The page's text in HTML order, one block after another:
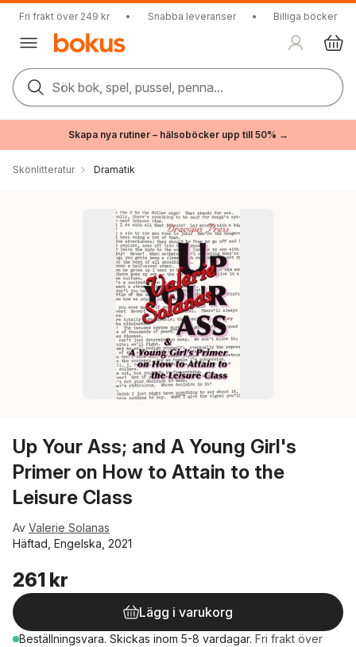
Fri frakt över 249 kr • Snabba leveranser • Billiga böcker
Sök bok, spel, pussel, penna...
Skapa nya rutiner – hälsoböcker upp till 50% →
Skönlitteratur Dramatik
Up Your Ass; and A Young Girl's
Primer on How to Attain to the
Leisure Class
Av Valerie Solanas
Häftad, Engelska, 2021
261 kr
Lägg i varukorg
Beställningsvara. Skickas inom 5-8 vardagar. Fri frakt över